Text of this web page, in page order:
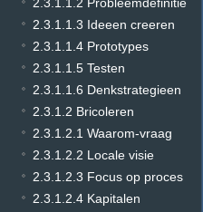
2.3.1.1.3 Ideeen creeren
2.3.1.1.4 Prototypes
2.3.1.1.5 Testen
2.3.1.1.6 Denkstrategieen
2.3.1.2 Bricoleren
2.3.1.2.1 Waarom-vraag
2.3.1.2.2 Locale visie
2.3.1.2.3 Focus op proces
2.3.1.2.4 Kapitalen